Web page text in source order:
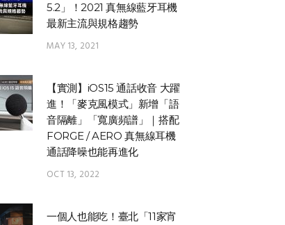
5.2」！2021 真無線藍牙耳機
最新主流與規格趨勢
MAY 13, 2021
【實測】iOS15 通話收音 大躍
進！「麥克風模式」新增「語
音隔離」「寬廣頻譜」｜搭配
FORGE / AERO 真無線耳機
通話降噪也能再進化
OCT 13, 2022
一個人也能吃！臺北「11家宵